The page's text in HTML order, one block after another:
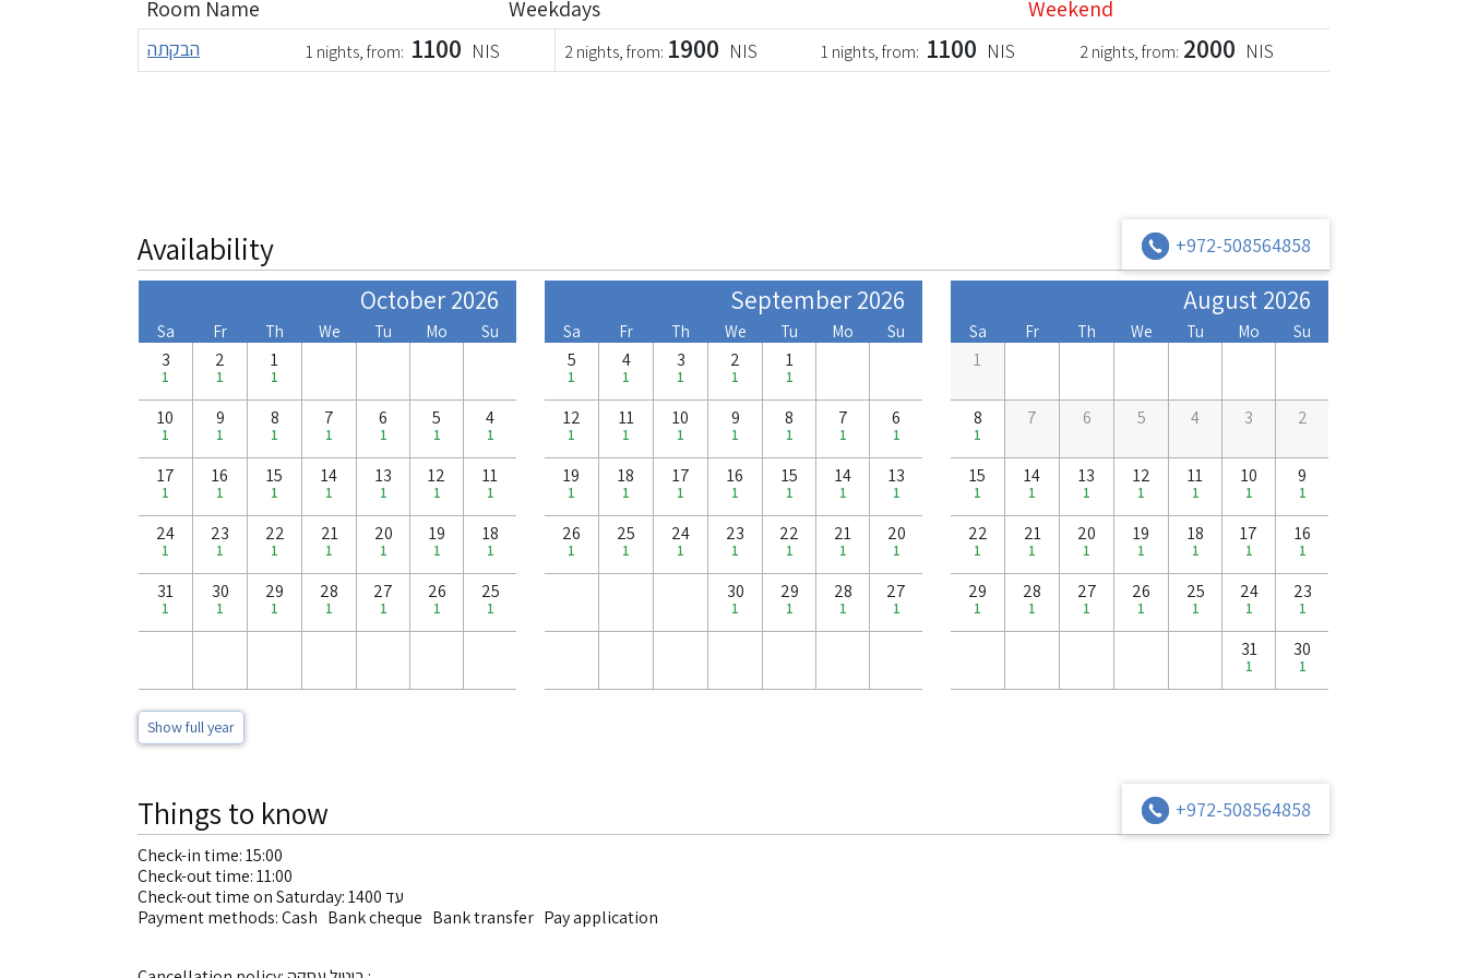
Room Name Weekdays Weekend
הבקתה 1 nights, from: 1100 NIS 2 nights, from: 1900 NIS 1 nights, from: 1100 NIS 2 nights, from: 2000 NIS
Availability +972-508564858
August 2026
Su
Mo
Tu
We
Th
Fr
Sa
1
2
3
4
5
6
7
8
1
9
1
10
1
11
1
12
1
13
1
14
1
15
1
16
1
17
1
18
1
19
1
20
1
21
1
22
1
23
1
24
1
25
1
26
1
27
1
28
1
29
1
30
1
31
1
September 2026
Su
Mo
Tu
We
Th
Fr
Sa
1
1
2
1
3
1
4
1
5
1
6
1
7
1
8
1
9
1
10
1
11
1
12
1
13
1
14
1
15
1
16
1
17
1
18
1
19
1
20
1
21
1
22
1
23
1
24
1
25
1
26
1
27
1
28
1
29
1
30
1
October 2026
Su
Mo
Tu
We
Th
Fr
Sa
1
1
2
1
3
1
4
1
5
1
6
1
7
1
8
1
9
1
10
1
11
1
12
1
13
1
14
1
15
1
16
1
17
1
18
1
19
1
20
1
21
1
22
1
23
1
24
1
25
1
26
1
27
1
28
1
29
1
30
1
31
1
Show full year
Things to know +972-508564858
Check-in time: 15:00
Check-out time: 11:00
Check-out time on Saturday: עד 1400
Payment methods: Cash Bank cheque Bank transfer Pay application